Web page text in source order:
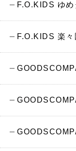
F.O.KIDS ゆ
F.O.KIDS 楽々